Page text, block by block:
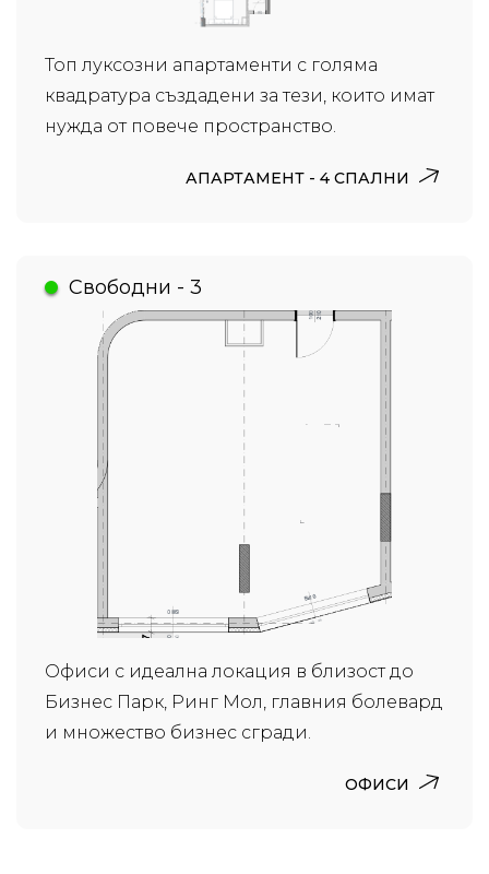
Топ луксозни апартаменти с голяма
квадратура създадени за тези, които имат
нужда от повече пространство.
АПАРТАМЕНТ - 4 СПАЛНИ
Свободни - 3
Офиси с идеална локация в близост до
Бизнес Парк, Ринг Мол, главния болевард
и множество бизнес сгради.
ОФИСИ